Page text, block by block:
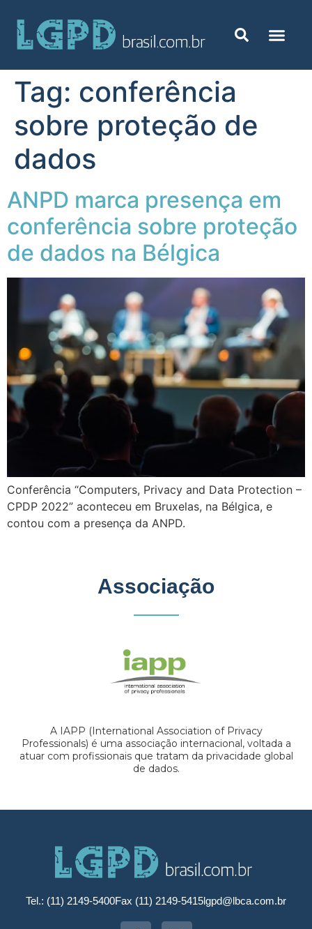
Tag: conferência
sobre proteção de
dados
ANPD marca presença em
conferência sobre proteção
de dados na Bélgica
Conferência “Computers, Privacy and Data Protection –
CPDP 2022” aconteceu em Bruxelas, na Bélgica, e
contou com a presença da ANPD.
Associação
A IAPP (International Association of Privacy
Professionals) é uma associação internacional, voltada a
atuar com profissionais que tratam da privacidade global
de dados.
Tel.: (11) 2149-5400Fax (11) 2149-5415lgpd@lbca.com.br